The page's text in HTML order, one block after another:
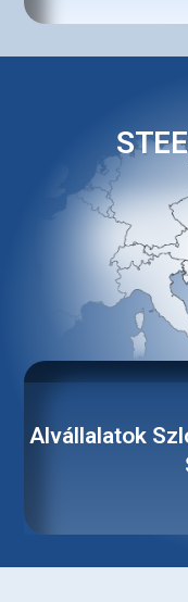
Alvállalatok